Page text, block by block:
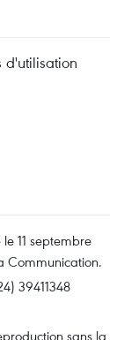
d'utilisation
11 septembre
Communication.
39411348
sans la